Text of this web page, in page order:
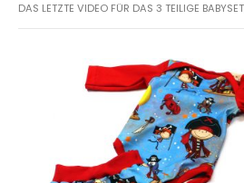
DAS LETZTE VIDEO FÜR DAS 3 TEILIGE